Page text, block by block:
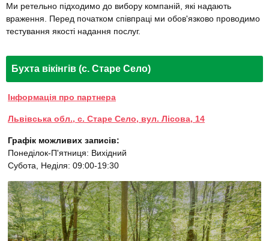
Ми ретельно підходимо до вибору компаній, які надають
враження. Перед початком співпраці ми обов'язково проводимо
тестування якості надання послуг.
Бухта вікінгів (с. Старе Село)
Інформація про партнера
Львівська обл., с. Старе Село, вул. Лісова, 14
Графік можливих записів:
Понеділок-П'ятниця: Вихідний
Субота, Неділя: 09:00-19:30